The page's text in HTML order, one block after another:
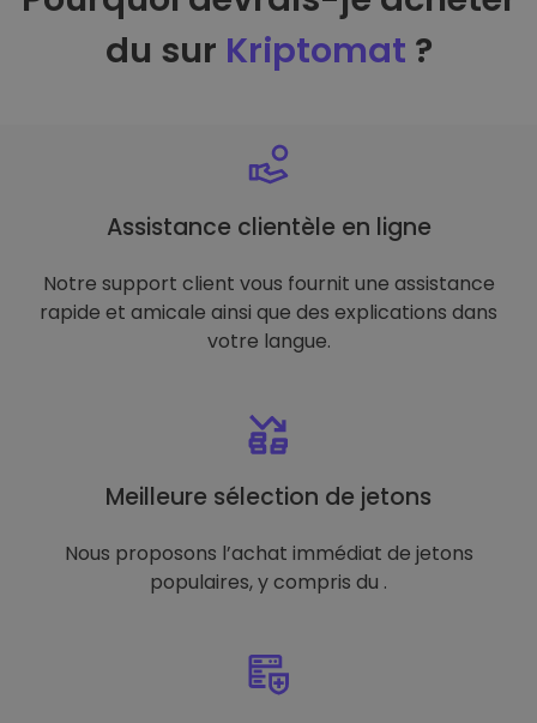
du sur Kriptomat ?
Assistance clientèle en ligne
Notre support client vous fournit une assistance
rapide et amicale ainsi que des explications dans
votre langue.
Meilleure sélection de jetons
Nous proposons l’achat immédiat de jetons
populaires, y compris du .